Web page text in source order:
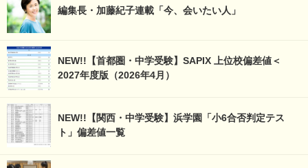
編集長・加藤紀子連載「今、会いたい人」
NEW!!【首都圏・中学受験】SAPIX 上位校偏差値＜
2027年度版（2026年4月）
NEW!!【関西・中学受験】浜学園「小6合否判定テス
ト」偏差値一覧